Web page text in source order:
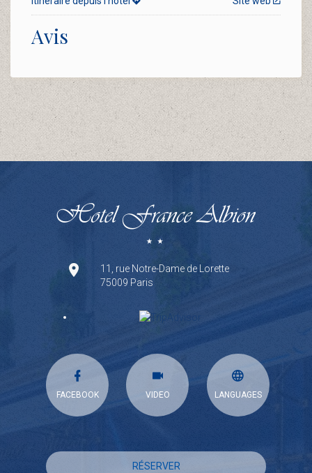
Avis
11, rue Notre-Dame de Lorette
75009 Paris
FACEBOOK VIDEO LANGUAGES
RÉSERVER